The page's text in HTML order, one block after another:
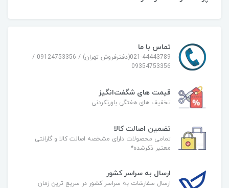
تماس با ما
021-44443789(دفترفروش تهران) / 09124753356 /
09354753356
قیمت های شگفت‌انگیز
تخفیف های هفتگی باورنکردنی
تضمین اصالت کالا
تمامی محصولات دارای مشخصه اصالت کالا و گارانتی
معتبر ذکرشده*
ارسال به سراسر کشور
ارسال سفارشات به سراسر کشور در سریع ترین زمان